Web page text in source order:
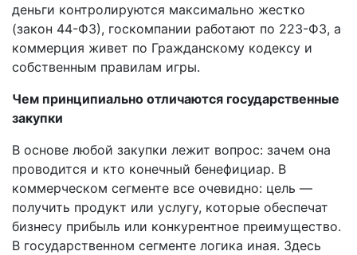
деньги контролируются максимально жестко
(закон 44-ФЗ), госкомпании работают по 223-ФЗ, а
коммерция живет по Гражданскому кодексу и
собственным правилам игры.
Чем принципиально отличаются государственные
закупки
В основе любой закупки лежит вопрос: зачем она
проводится и кто конечный бенефициар. В
коммерческом сегменте все очевидно: цель —
получить продукт или услугу, которые обеспечат
бизнесу прибыль или конкурентное преимущество.
В государственном сегменте логика иная. Здесь